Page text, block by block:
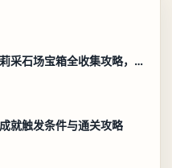
明日方舟终末地阿伯莉采石场宝箱全收集攻略，全点位分布图与路线
就触发条件与通关攻略